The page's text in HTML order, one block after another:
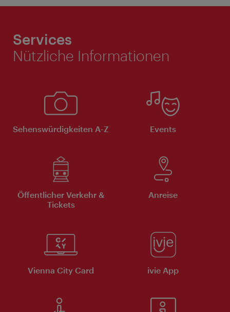
Services
Nützliche Informationen
Sehenswürdigkeiten A-Z Events
Öffentlicher Verkehr &
Tickets
Anreise
Vienna City Card ivie App